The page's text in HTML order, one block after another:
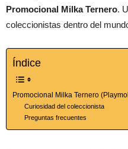
Promocional Milka Ternero.
coleccionistas dentro del
Índice
Promocional Milka Ternero
Curiosidad del coleccionista
Preguntas frecuentes